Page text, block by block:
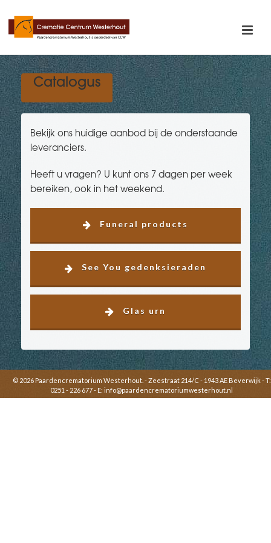
Catalogus
Bekijk ons huidige aanbod bij de onderstaande
leveranciers.
Heeft u vragen? U kunt ons 7 dagen per week
bereiken, ook in het weekend.
Funeral products
See You gedenksieraden
Glas urn
© 2026 Paardencrematorium Westerhout. - Zeestraat 214/C - 1943 AE Beverwijk - T:
0251 - 226 677 - E: info@paardencrematoriumwesterhout.nl